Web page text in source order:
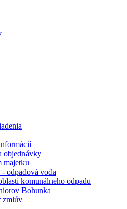
objednávky
majetku
odpadová voda
komunálneho odpadu
Bohunka
zmlúv